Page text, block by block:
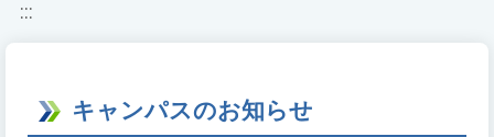
:::
キャンパスのお知らせ